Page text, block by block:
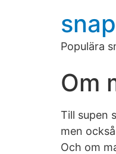
Populära
Om
Till supen
men
Och om